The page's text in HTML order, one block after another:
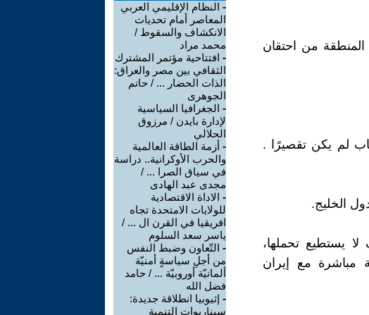
من احتقان
لم يكن تقصيرًا .
الخليج.
يستطيع تحملها،
مع إيران
- النظام الإقليمي العربي
المعاصر أمام تحديات
الانكشاف والسقوط /
محمد مراد
- افتتاحية مؤتمر المشترك
الثقافي بين مصر والعراق:
الذات الحضار ... / حاتم
الجوهرى
- الجغرافيا السياسية
لإدارة بايدن / مرزوق
الحلالي
- أزمة الطاقة العالمية
والحرب الأوكرانية.. دراسة
في سياق الصرا ... /
مجدى عبد الهادى
- الاداة الاقتصادية
للولايات الامتحدة تجاه
افريقيا في القرن ال ... /
ياسر سعد السلوم
- التّعاون وضبط النفس
من أجلِ سياسةٍ أمنيّة
ألمانيّة أوروبيّة ... / حامد
فضل الله
- إثيوبيا انطلاقة جديدة:
سيناريوات التنمية